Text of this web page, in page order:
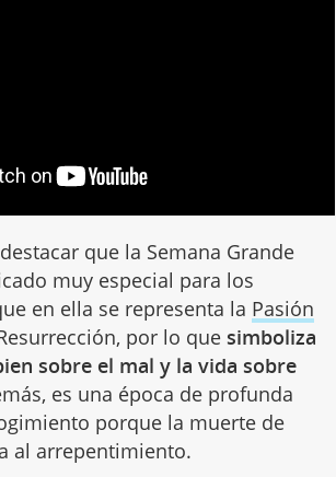
que la Semana Grande
muy especial para los
en ella se representa la Pasión
por lo que simboliza
sobre el mal y la vida sobre
es una época de profunda
porque la muerte de
al arrepentimiento.